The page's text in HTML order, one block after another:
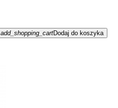
add_shopping_cartDodaj do koszyka